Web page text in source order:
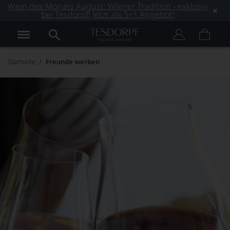
Wein des Monats August: Wiener Tradition - exklusiv
bei Tesdorpf! Jetzt als 5+1 Angebot!
Startseite Freunde werben